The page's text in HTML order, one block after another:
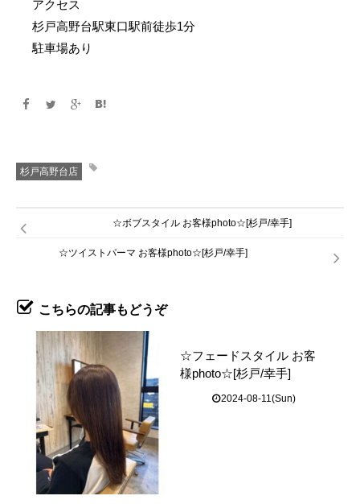
アクセス
杉戸高野台駅東口駅前徒歩1分
駐車場あり
杉戸高野台店
☆ボブスタイル お客様photo☆[杉戸/幸手]
☆ツイストパーマ お客様photo☆[杉戸/幸手]
こちらの記事もどうぞ
☆フェードスタイル お客
様photo☆[杉戸/幸手]
2024-08-11(Sun)